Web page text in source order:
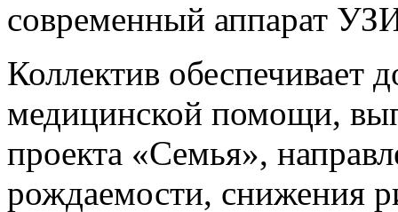
современный аппарат
Коллектив обеспечивает
медицинской помощи,
проекта «Семья»,
рождаемости, снижения